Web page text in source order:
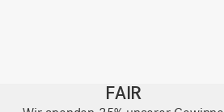
FAIR